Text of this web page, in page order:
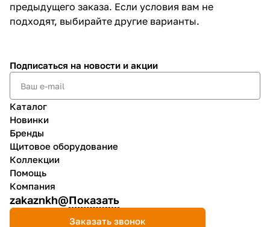
предыдущего заказа. Если условия вам не
подходят, выбирайте другие варианты.
Подписаться на новости и акции
Каталог
Новинки
Бренды
Щитовое оборудование
Коллекции
Помощь
Компания
zakaznkh@Показать
Заказать звонок